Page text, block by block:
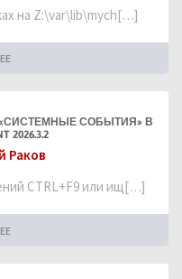
на Z:\var\lib\mych[…]
СОБЫТИЯ» В
2026.3.2
Раков
CTRL+F9 или ищ[…]